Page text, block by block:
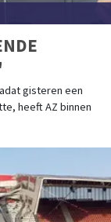
gisteren een
heeft AZ binnen